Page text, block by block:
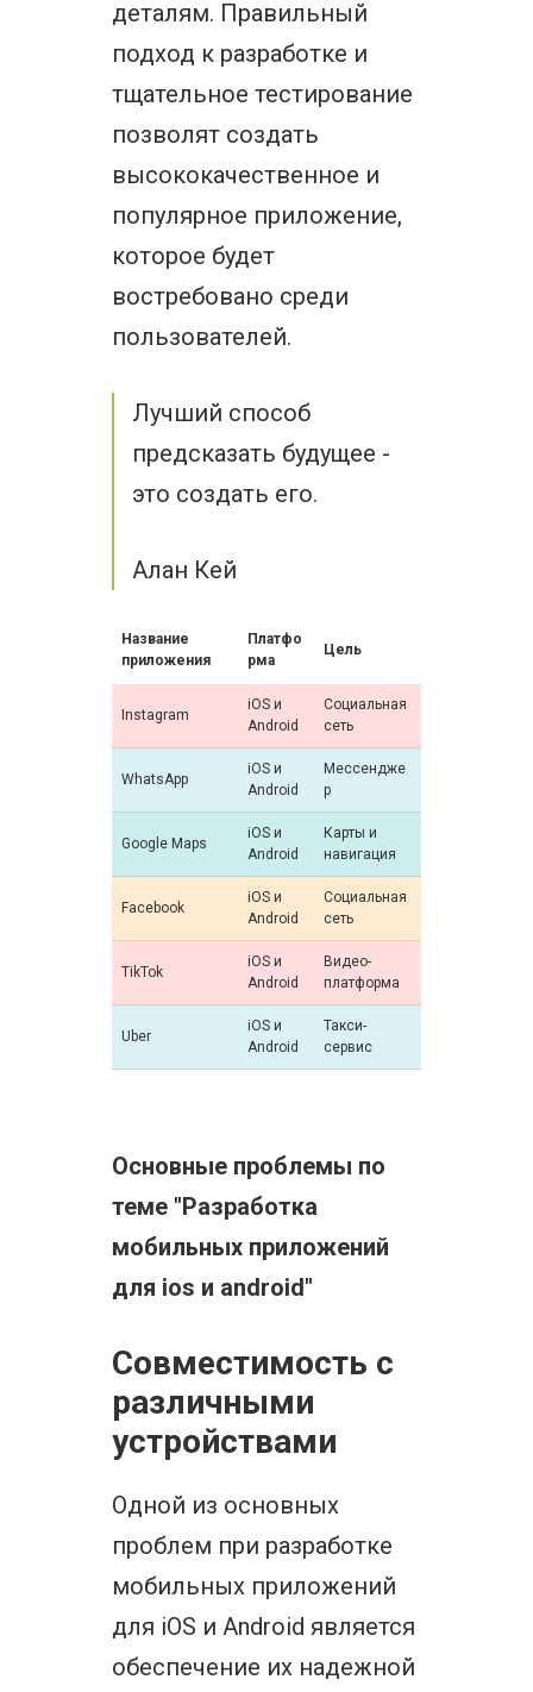
деталям. Правильный
подход к разработке и
тщательное тестирование
позволят создать
высококачественное и
популярное приложение,
которое будет
востребовано среди
пользователей.
Лучший способ
предсказать будущее -
это создать его.
Алан Кей
Название
приложения
Платфо
рма
Цель
Instagram
iOS и
Android
Социальная
сеть
WhatsApp
iOS и
Android
Мессендже
р
Google Maps
iOS и
Android
Карты и
навигация
Facebook
iOS и
Android
Социальная
сеть
TikTok
iOS и
Android
Видео-
платформа
Uber
iOS и
Android
Такси-
сервис
Основные проблемы по
теме "Разработка
мобильных приложений
для ios и android"
Совместимость с
различными
устройствами
Одной из основных
проблем при разработке
мобильных приложений
для iOS и Android является
обеспечение их надежной